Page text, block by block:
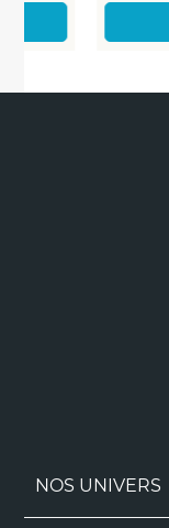
0300066
NOS UNIVERS